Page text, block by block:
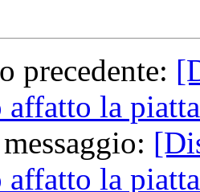
precedente:
la
la